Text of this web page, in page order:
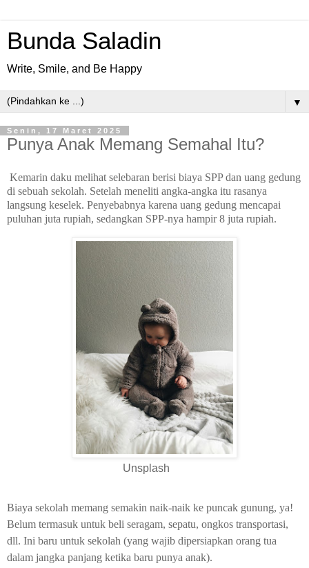
Bunda Saladin
Write, Smile, and Be Happy
▼
Senin, 17 Maret 2025
Punya Anak Memang Semahal Itu?
Kemarin daku melihat selebaran berisi biaya SPP dan uang gedung
di sebuah sekolah. Setelah meneliti angka-angka itu rasanya
langsung keselek. Penyebabnya karena uang gedung mencapai
puluhan juta rupiah, sedangkan SPP-nya hampir 8 juta rupiah.
Unsplash
Biaya sekolah memang semakin naik-naik ke puncak gunung, ya!
Belum termasuk untuk beli seragam, sepatu, ongkos transportasi,
dll. Ini baru untuk sekolah (yang wajib dipersiapkan orang tua
dalam jangka panjang ketika baru punya anak).